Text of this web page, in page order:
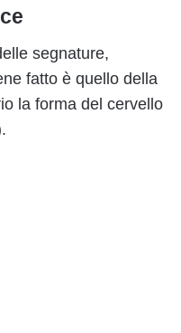
segnature,
fatto è quello della
la forma del cervello